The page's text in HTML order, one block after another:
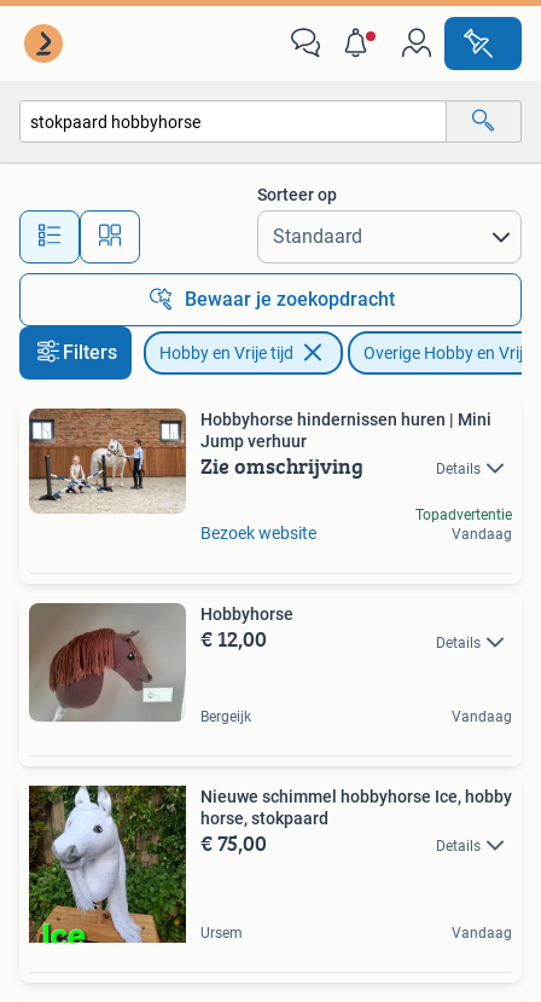
Alle afstanden…
Sorteer op
Bewaar je zoekopdracht
Filters Hobby en Vrije tijd Overige Hobby en Vrije
Hobbyhorse hindernissen huren | Mini
Jump verhuur
Zie omschrijving Details
Bezoek website
Topadvertentie
Vandaag
Hobbyhorse
€ 12,00 Details
Bergeijk Vandaag
Nieuwe schimmel hobbyhorse Ice, hobby
horse, stokpaard
€ 75,00 Details
Ursem Vandaag